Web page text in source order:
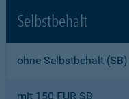
Selbstbehalt
ohne Selbstbehalt (SB)
mit 150 EUR SB